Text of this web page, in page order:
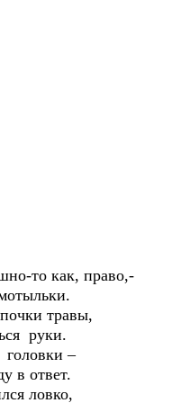
то как, право,-
травы,
руки.
–
в ответ.
ловко,